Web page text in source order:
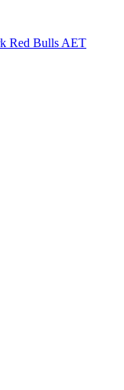
Red Bulls AET